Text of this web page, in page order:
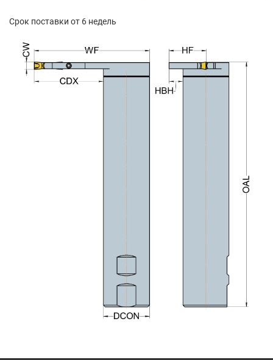
Срок поставки от 6 недель